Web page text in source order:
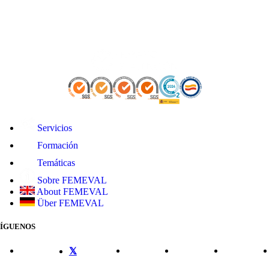
Servicios
Formación
Temáticas
Sobre FEMEVAL
About FEMEVAL
Über FEMEVAL